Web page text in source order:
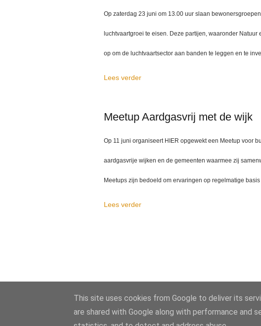
Op zaterdag 23 juni om 13.00 uur slaan
luchtvaartgroei te eisen. Deze partijen, waaronder
op om de luchtvaartsector aan banden te leggen en te
Lees verder
Meetup Aardgasvrij met de wijk
Op 11 juni organiseert HIER opgewekt een Meetup voor
aardgasvrije wijken en de gemeenten waarmee zij
Meetups zijn bedoeld om ervaringen op regelmatige basis
Lees verder
This site uses cookies from Google to deliver its
are shared with Google along with performance and